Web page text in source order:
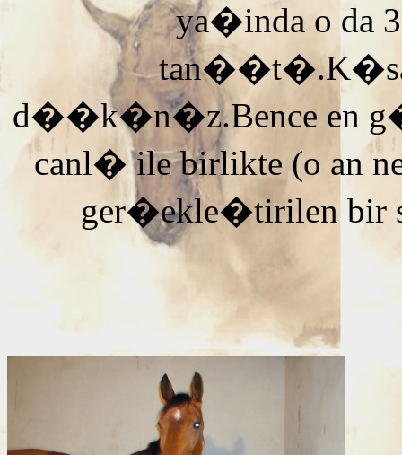
ya�inda o da
d��k�n�z.Bence en
canl� ile birlikte (o an
ger�ekle�tirilen bir